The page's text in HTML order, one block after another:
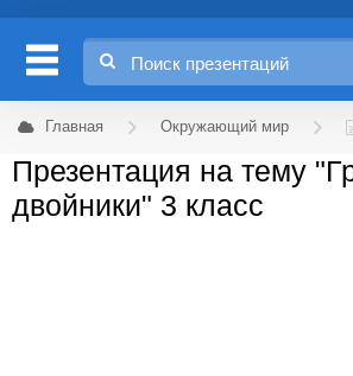
Главная Окружающий мир
Презентация на тему
двойники" 3 класс